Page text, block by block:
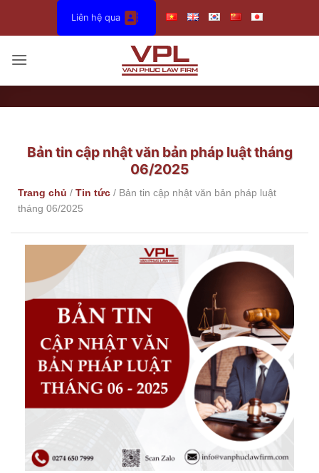
dung
Liên hệ qua
Bản tin cập nhật văn bản pháp luật tháng
06/2025
Trang chủ / Tin tức / Bản tin cập nhật văn bản pháp luật
tháng 06/2025